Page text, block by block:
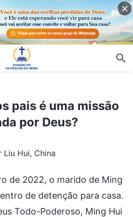
missão confiada por Deus?
pais é uma missão
por Deus?
Liu Hui, China
de 2022, o marido de Ming
de detenção para casa.
Todo-Poderoso, Ming Hui